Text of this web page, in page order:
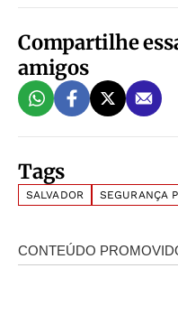
Compartilhe
amigos
Tags
SALVADOR SEGURANÇA